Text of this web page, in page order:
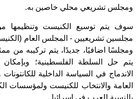
ومجلس تشريعي محلي خاصين به.
سوف يتم توسيع الكنيست وتنظيمها
مجلسين تشريعيين - المجلس العام
ومجلسًا اضافيًا، جديدًا، يتم تركيبه من
يتم حل السلطة الفلسطينية؛ وبإمكان
الاندماج في السياسة الداخلية
العامة والانتخاب للكنيست ولمؤسسات
بالنسبة للعرب في اسرائيل.